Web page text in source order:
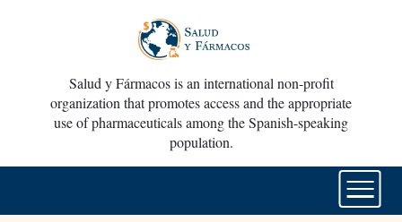
Salud y Fármacos is an international non-profit
organization that promotes access and the appropriate
use of pharmaceuticals among the Spanish-speaking
population.